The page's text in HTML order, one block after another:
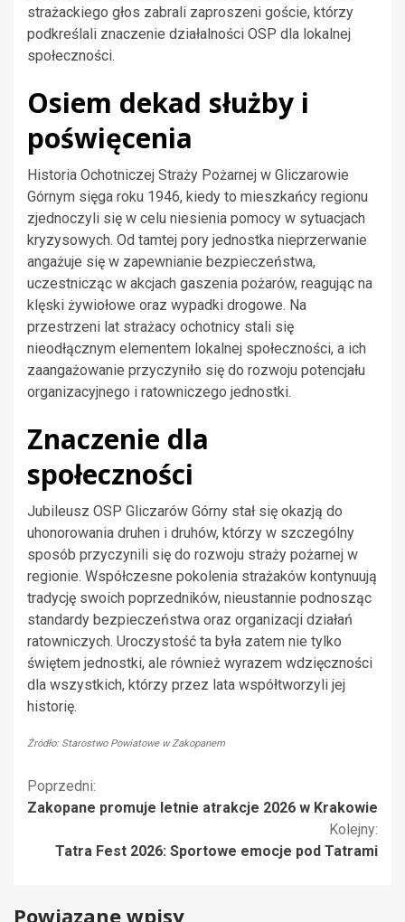
strażackiego głos zabrali zaproszeni goście, którzy
podkreślali znaczenie działalności OSP dla lokalnej
społeczności.
Osiem dekad służby i
poświęcenia
Historia Ochotniczej Straży Pożarnej w Gliczarowie
Górnym sięga roku 1946, kiedy to mieszkańcy regionu
zjednoczyli się w celu niesienia pomocy w sytuacjach
kryzysowych. Od tamtej pory jednostka nieprzerwanie
angażuje się w zapewnianie bezpieczeństwa,
uczestnicząc w akcjach gaszenia pożarów, reagując na
klęski żywiołowe oraz wypadki drogowe. Na
przestrzeni lat strażacy ochotnicy stali się
nieodłącznym elementem lokalnej społeczności, a ich
zaangażowanie przyczyniło się do rozwoju potencjału
organizacyjnego i ratowniczego jednostki.
Znaczenie dla
społeczności
Jubileusz OSP Gliczarów Górny stał się okazją do
uhonorowania druhen i druhów, którzy w szczególny
sposób przyczynili się do rozwoju straży pożarnej w
regionie. Współczesne pokolenia strażaków kontynuują
tradycję swoich poprzedników, nieustannie podnosząc
standardy bezpieczeństwa oraz organizacji działań
ratowniczych. Uroczystość ta była zatem nie tylko
świętem jednostki, ale również wyrazem wdzięczności
dla wszystkich, którzy przez lata współtworzyli jej
historię.
Źródło: Starostwo Powiatowe w Zakopanem
Kontynuuj
czytanie
Poprzedni:
Zakopane promuje letnie atrakcje 2026 w Krakowie
Kolejny:
Tatra Fest 2026: Sportowe emocje pod Tatrami
Powiązane wpisy